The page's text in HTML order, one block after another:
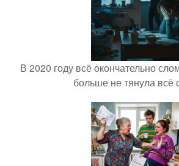
В 2020 году всё окончательно
больше не тянула всё